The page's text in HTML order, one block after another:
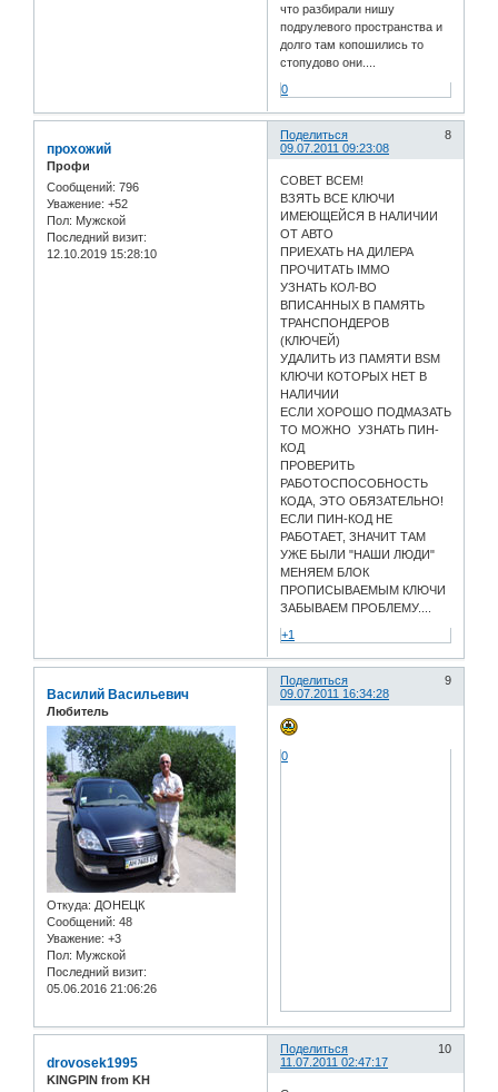
что разбирали нишу
подрулевого пространства и
долго там копошились то
стопудово они....
0
Поделиться
8
09.07.2011 09:23:08
прохожий
Профи
Сообщений: 796
Уважение: +52
Пол: Мужской
Последний визит:
12.10.2019 15:28:10
СОВЕТ ВСЕМ!
ВЗЯТЬ ВСЕ КЛЮЧИ
ИМЕЮЩЕЙСЯ В НАЛИЧИИ
ОТ АВТО
ПРИЕХАТЬ НА ДИЛЕРА
ПРОЧИТАТЬ IMMO
УЗНАТЬ КОЛ-ВО
ВПИСАННЫХ В ПАМЯТЬ
ТРАНСПОНДЕРОВ
(КЛЮЧЕЙ)
УДАЛИТЬ ИЗ ПАМЯТИ BSM
КЛЮЧИ КОТОРЫХ НЕТ В
НАЛИЧИИ
ЕСЛИ ХОРОШО ПОДМАЗАТЬ
ТО МОЖНО УЗНАТЬ ПИН-
КОД
ПРОВЕРИТЬ
РАБОТОСПОСОБНОСТЬ
КОДА, ЭТО ОБЯЗАТЕЛЬНО!
ЕСЛИ ПИН-КОД НЕ
РАБОТАЕТ, ЗНАЧИТ ТАМ
УЖЕ БЫЛИ "НАШИ ЛЮДИ"
МЕНЯЕМ БЛОК
ПРОПИСЫВАЕМЫМ КЛЮЧИ
ЗАБЫВАЕМ ПРОБЛЕМУ....
+1
Поделиться
9
09.07.2011 16:34:28
Василий Васильевич
Любитель
Откуда: ДОНЕЦК
Сообщений: 48
Уважение: +3
Пол: Мужской
Последний визит:
05.06.2016 21:06:26
0
Поделиться
10
11.07.2011 02:47:17
drovosek1995
KINGPIN from KH